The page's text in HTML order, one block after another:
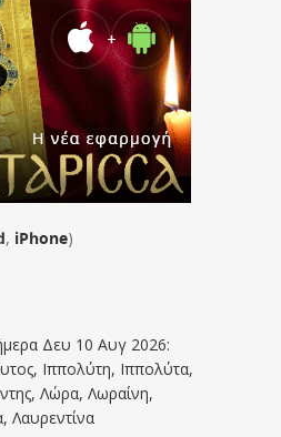
, iPhone)
Δευ 10 Αυγ 2026:
Ιππολύτη, Ιππολύτα,
Λώρα, Λωραίνη,
Λαυρεντίνα